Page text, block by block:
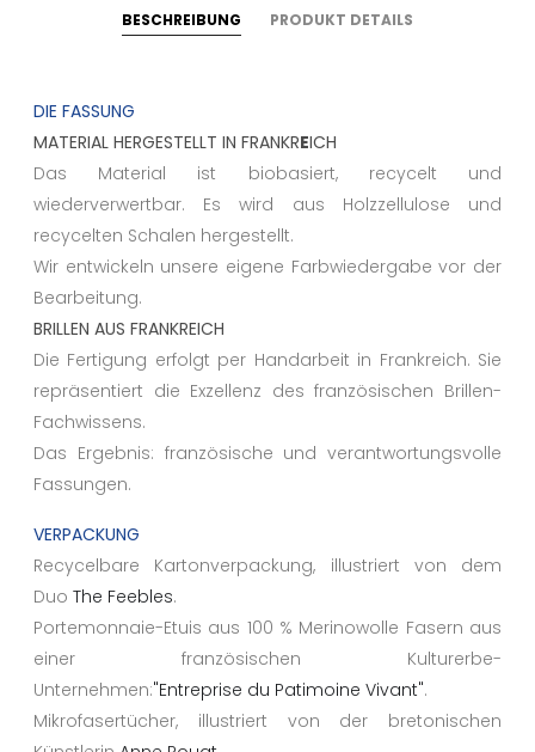
BESCHREIBUNG PRODUKT DETAILS
DIE FASSUNG
MATERIAL HERGESTELLT IN FRANKREICH
Das Material ist biobasiert, recycelt und
wiederverwertbar. Es wird aus Holzzellulose und
recycelten Schalen hergestellt.
Wir entwickeln unsere eigene Farbwiedergabe vor der
Bearbeitung.
BRILLEN AUS FRANKREICH
Die Fertigung erfolgt per Handarbeit in Frankreich. Sie
repräsentiert die Exzellenz des französischen Brillen-
Fachwissens.
Das Ergebnis: französische und verantwortungsvolle
Fassungen.
VERPACKUNG
Recycelbare Kartonverpackung, illustriert von dem
Duo The Feebles.
Portemonnaie-Etuis aus 100 % Merinowolle Fasern aus
einer französischen Kulturerbe-
Unternehmen:"Entreprise du Patimoine Vivant".
Mikrofasertücher, illustriert von der bretonischen